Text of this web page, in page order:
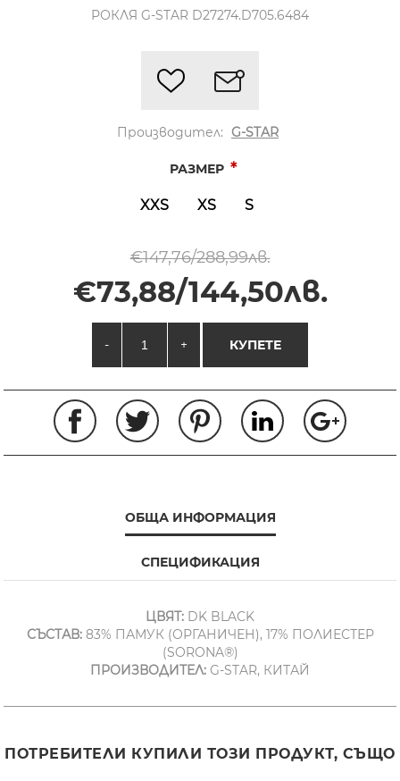
РОКЛЯ G-STAR D27274.D705.6484
Производител: G-STAR
РАЗМЕР *
XXS XS S
€147,76/288,99лв.
€73,88/144,50лв.
- + КУПЕТЕ
ОБЩА ИНФОРМАЦИЯ
СПЕЦИФИКАЦИЯ
ЦВЯТ: DK BLACK
СЪСТАВ:83% ПАМУК (ОРГАНИЧЕН), 17% ПОЛИЕСТЕР
(SORONA®)
ПРОИЗВОДИТЕЛ: G-STAR, КИТАЙ
ПОТРЕБИТЕЛИ КУПИЛИ ТОЗИ ПРОДУКТ, СЪЩО